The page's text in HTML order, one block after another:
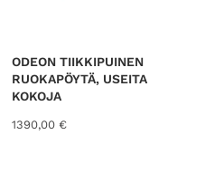
ODEON TIIKKIPUINEN
RUOKAPÖYTÄ, USEITA
KOKOJA
1390,00 €